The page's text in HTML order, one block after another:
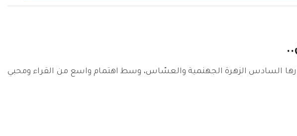
السادس الزهرة الجهنمية والعسّاس، وسط اهتمام واسع من القراء ومحبي